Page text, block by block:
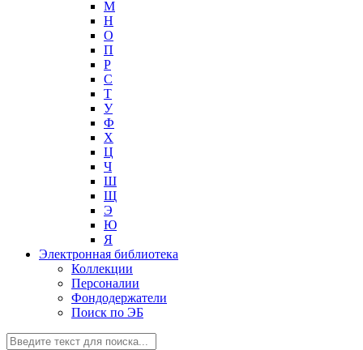
М
Н
О
П
Р
С
Т
У
Ф
Х
Ц
Ч
Ш
Щ
Э
Ю
Я
Электронная библиотека
Коллекции
Персоналии
Фондодержатели
Поиск по ЭБ